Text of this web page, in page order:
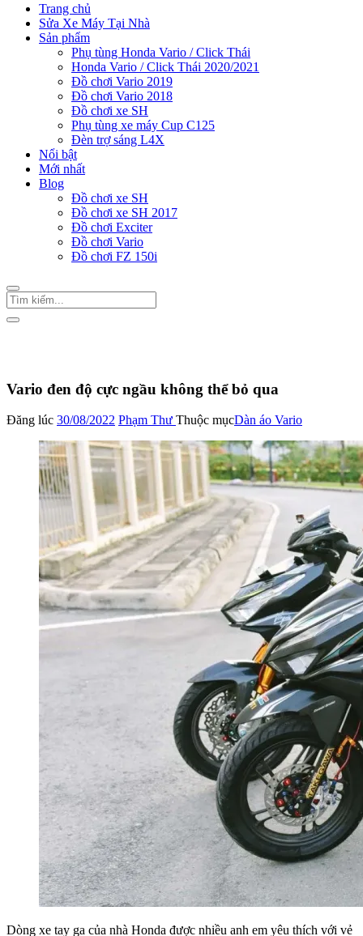
Trang chủ
Sửa Xe Máy Tại Nhà
Sản phẩm
Phụ tùng Honda Vario / Click Thái
Honda Vario / Click Thái 2020/2021
Đồ chơi Vario 2019
Đồ chơi Vario 2018
Đồ chơi xe SH
Phụ tùng xe máy Cup C125
Đèn trợ sáng L4X
Nổi bật
Mới nhất
Blog
Đồ chơi xe SH
Đồ chơi xe SH 2017
Đồ chơi Exciter
Đồ chơi Vario
Đồ chơi FZ 150i
Vario đen độ cực ngầu không thể bỏ qua
Đăng lúc 30/08/2022 Phạm Thư Thuộc mụcDàn áo Vario
Dòng xe tay ga của nhà Honda được nhiều anh em yêu thích với vẻ